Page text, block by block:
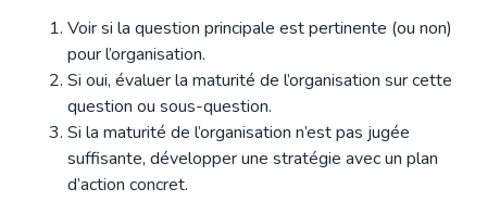
Voir si la question principale est pertinente (ou non)
pour l’organisation.
Si oui, évaluer la maturité de l’organisation sur cette
question ou sous-question.
Si la maturité de l’organisation n’est pas jugée
suffisante, développer une stratégie avec un plan
d’action concret.